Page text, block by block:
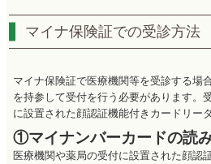
マイナ保険証での受診方法
マイナ保険証で医療機関等を受診する場
を持参して受付を行う必要があります。
に設置された顔認証機能付きカードリー
①マイナンバーカードの読
医療機関や薬局の受付に設置された顔認